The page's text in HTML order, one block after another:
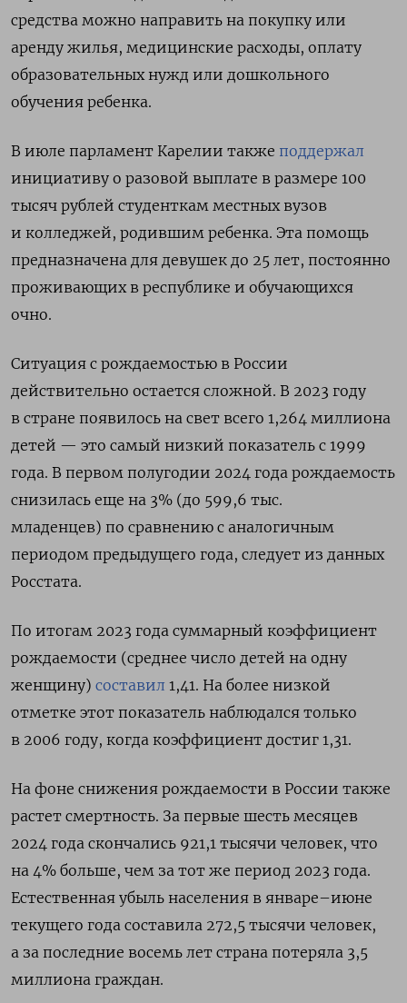
средства можно направить на покупку или
аренду жилья, медицинские расходы, оплату
образовательных нужд или дошкольного
обучения ребенка.
В июле парламент Карелии также поддержал
инициативу о разовой выплате в размере 100
тысяч рублей студенткам местных вузов
и колледжей, родившим ребенка. Эта помощь
предназначена для девушек до 25 лет, постоянно
проживающих в республике и обучающихся
очно.
Ситуация с рождаемостью в России
действительно остается сложной. В 2023 году
в стране появилось на свет всего 1,264 миллиона
детей — это самый низкий показатель с 1999
года. В первом полугодии 2024 года рождаемость
снизилась еще на 3% (до 599,6 тыс.
младенцев) по сравнению с аналогичным
периодом предыдущего года, следует из данных
Росстата.
По итогам 2023 года суммарный коэффициент
рождаемости (среднее число детей на одну
женщину) составил 1,41. На более низкой
отметке этот показатель наблюдался только
в 2006 году, когда коэффициент достиг 1,31.
На фоне снижения рождаемости в России также
растет смертность. За первые шесть месяцев
2024 года скончались 921,1 тысячи человек, что
на 4% больше, чем за тот же период 2023 года.
Естественная убыль населения в январе–июне
текущего года составила 272,5 тысячи человек,
а за последние восемь лет страна потеряла 3,5
миллиона граждан.